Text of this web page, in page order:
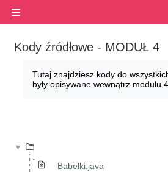
Kody źródłowe - MODUŁ 4
Tutaj znajdziesz kody do
były opisywane wewnątrz modułu 4.
Babelki.java